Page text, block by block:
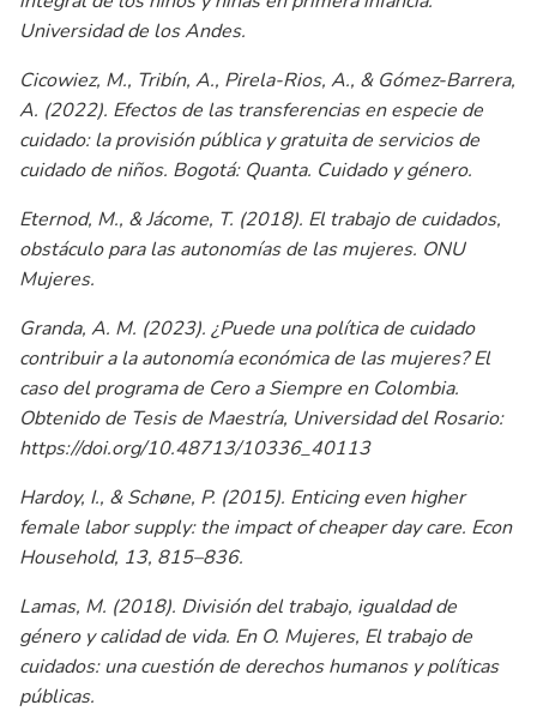
Universidad de los Andes.
Cicowiez, M., Tribín, A., Pirela-Rios, A., & Gómez-Barrera,
A. (2022). Efectos de las transferencias en especie de
cuidado: la provisión pública y gratuita de servicios de
cuidado de niños. Bogotá: Quanta. Cuidado y género.
Eternod, M., & Jácome, T. (2018). El trabajo de cuidados,
obstáculo para las autonomías de las mujeres. ONU
Mujeres.
Granda, A. M. (2023). ¿Puede una política de cuidado
contribuir a la autonomía económica de las mujeres? El
caso del programa de Cero a Siempre en Colombia.
Obtenido de Tesis de Maestría, Universidad del Rosario:
https://doi.org/10.48713/10336_40113
Hardoy, I., & Schøne, P. (2015). Enticing even higher
female labor supply: the impact of cheaper day care. Econ
Household, 13, 815–836.
Lamas, M. (2018). División del trabajo, igualdad de
género y calidad de vida. En O. Mujeres, El trabajo de
cuidados: una cuestión de derechos humanos y políticas
públicas.